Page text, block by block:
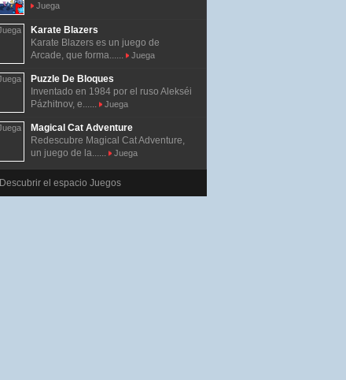
Juega
Karate Blazers
Karate Blazers es un juego de
Arcade, que forma......
Juega
Puzzle De Bloques
Inventado en 1984 por el ruso Alekséi
Pázhitnov, e......
Juega
Magical Cat Adventure
Redescubre Magical Cat Adventure,
un juego de la......
Juega
Descubrir el espacio Juegos